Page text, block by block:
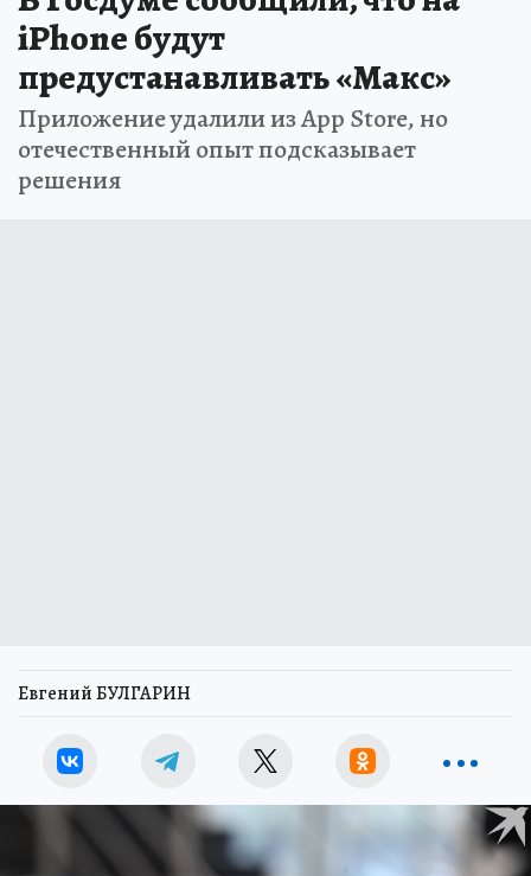
iPhone будут
предустанавливать «Макс»
Приложение удалили из App Store, но
отечественный опыт подсказывает
решения
Евгений БУЛГАРИН